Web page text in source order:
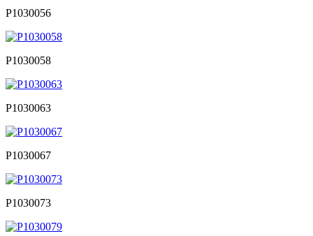
P1030056
P1030058
P1030063
P1030067
P1030073